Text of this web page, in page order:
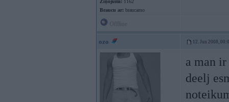
Ziņojumi: 1162
Braucu ar: braucamo
ozo 12. Jun 2008,
a man
deelj